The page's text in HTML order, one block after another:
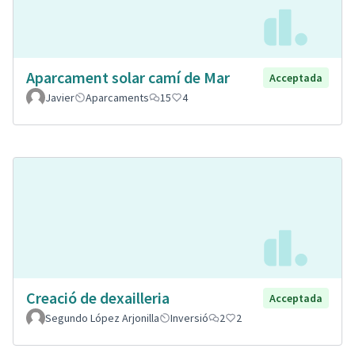
Aparcament solar camí de Mar
Acceptada
Javier
Aparcaments 15 4
Creació de dexailleria
Acceptada
Segundo López Arjonilla
Inversió 2 2